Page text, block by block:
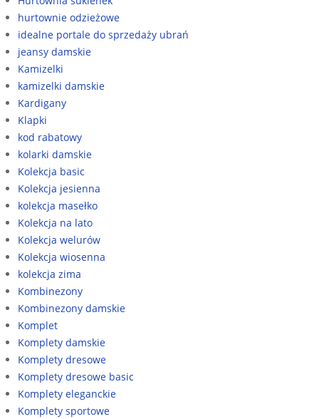
hurtownie odzieżowe
idealne portale do sprzedaży ubrań
jeansy damskie
Kamizelki
kamizelki damskie
Kardigany
Klapki
kod rabatowy
kolarki damskie
Kolekcja basic
Kolekcja jesienna
kolekcja masełko
Kolekcja na lato
Kolekcja welurów
Kolekcja wiosenna
kolekcja zima
Kombinezony
Kombinezony damskie
Komplet
Komplety damskie
Komplety dresowe
Komplety dresowe basic
Komplety eleganckie
Komplety sportowe